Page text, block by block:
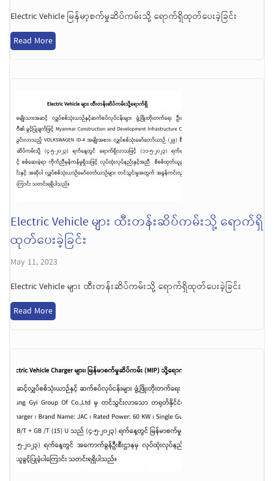
Electric Vehicle မြန်မာ့စက်မှုဆိပ်ကမ်းသို့ ရောက်ရှိထုတ်ပေးခဲ့ခြင်း
Read More
Electric Vehicle များ ထီးတန်းဆိပ်ကမ်းသို့ ရောက်ရှိ
ထုတ်ပေးခဲ့ခြင်း
May 11, 2023
Electric Vehicle များ ထီးတန်းဆိပ်ကမ်းသို့ ရောက်ရှိထုတ်ပေးခဲ့ခြင်း
Read More